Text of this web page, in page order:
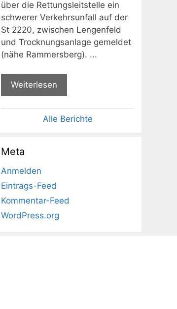
über die Rettungsleitstelle ein
schwerer Verkehrsunfall auf der
St 2220, zwischen Lengenfeld
und Trocknungsanlage gemeldet
(nähe Rammersberg). ...
Weiterlesen
Alle Berichte
Meta
Anmelden
Eintrags-Feed
Kommentar-Feed
WordPress.org